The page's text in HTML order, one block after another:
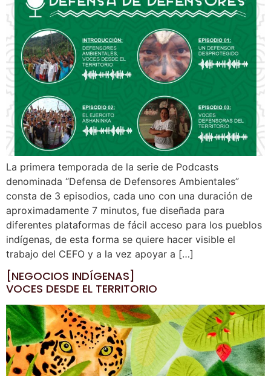
La primera temporada de la serie de Podcasts
denominada “Defensa de Defensores Ambientales”
consta de 3 episodios, cada uno con una duración de
aproximadamente 7 minutos, fue diseñada para
diferentes plataformas de fácil acceso para los pueblos
indígenas, de esta forma se quiere hacer visible el
trabajo del CEFO y a la vez apoyar a […]
[NEGOCIOS INDÍGENAS]
VOCES DESDE EL TERRITORIO